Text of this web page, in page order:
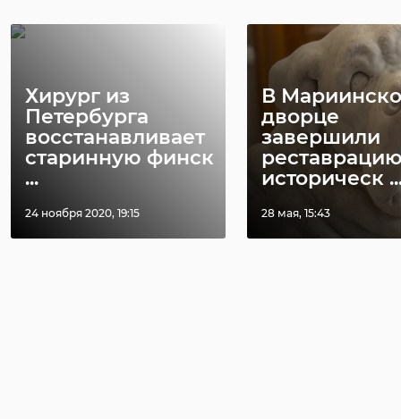
Хирург из
Петербурга
восстанавливает
старинную финск
...
24 ноября 2020, 19:15
В
дворце
завершили
историческ
28 мая, 15:43